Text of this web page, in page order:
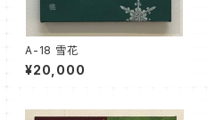
A-18 雪花
¥20,000